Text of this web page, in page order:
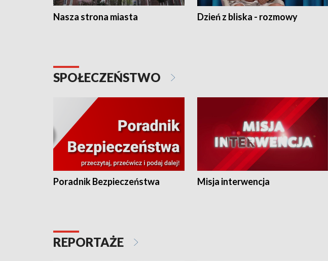
Nasza strona miasta Dzień z bliska - rozmowy
SPOŁECZEŃSTWO
Poradnik Bezpieczeństwa Misja interwencja
REPORTAŻE